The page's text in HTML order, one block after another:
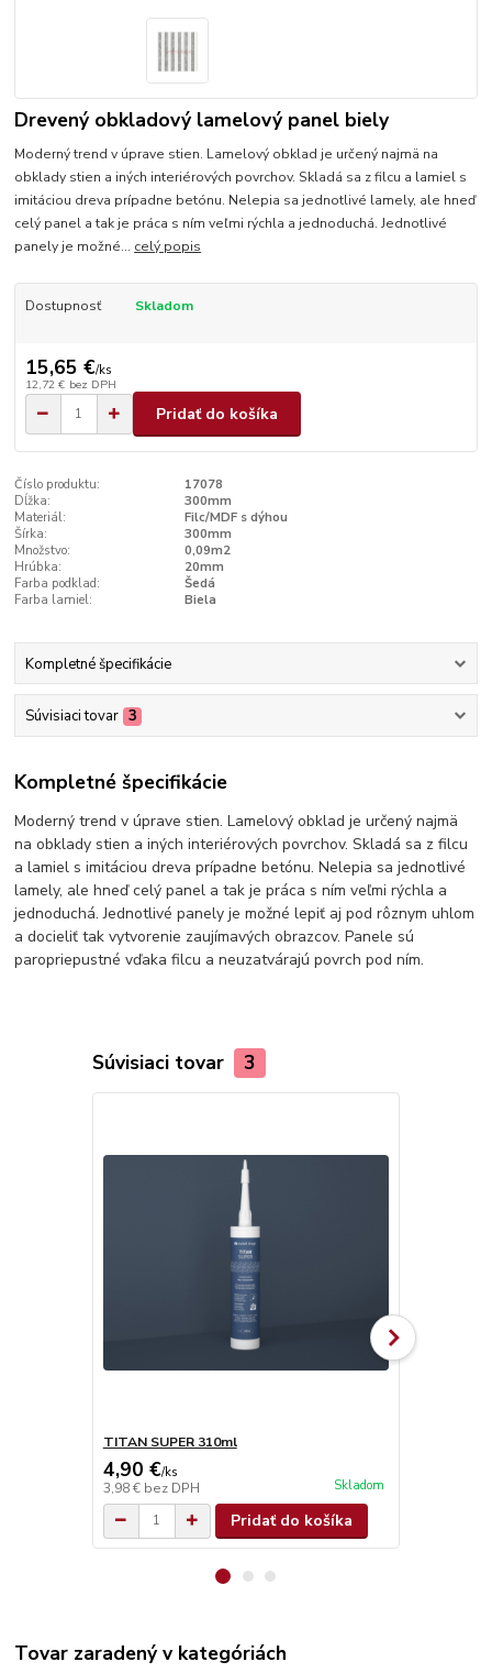
Drevený obkladový lamelový panel biely
Moderný trend v úprave stien. Lamelový obklad je určený najmä na
obklady stien a iných interiérových povrchov. Skladá sa z filcu a lamiel s
imitáciou dreva prípadne betónu. Nelepia sa jednotlivé lamely, ale hneď
celý panel a tak je práca s ním veľmi rýchla a jednoduchá. Jednotlivé
panely je možné... celý popis
Dostupnosť Skladom
15,65 €/ks
12,72 € bez DPH
Pridať do košíka
Číslo produktu:
17078
Dĺžka:
300mm
Materiál:
Filc/MDF s dýhou
Šírka:
300mm
Množstvo:
0,09m2
Hrúbka:
20mm
Farba podklad:
Šedá
Farba lamiel:
Biela
Kompletné špecifikácie
Súvisiaci tovar 3
Kompletné špecifikácie
Moderný trend v úprave stien. Lamelový obklad je určený najmä
na obklady stien a iných interiérových povrchov. Skladá sa z filcu
a lamiel s imitáciou dreva prípadne betónu. Nelepia sa jednotlivé
lamely, ale hneď celý panel a tak je práca s ním veľmi rýchla a
jednoduchá. Jednotlivé panely je možné lepiť aj pod rôznym uhlom
a docieliť tak vytvorenie zaujímavých obrazcov. Panele sú
paropriepustné vďaka filcu a neuzatvárajú povrch pod ním.
Súvisiaci tovar 3
TITAN SUPER 310ml
4,90 €/ks
3,98 € bez DPH Skladom
Pridať do košíka
Tovar zaradený v kategóriách